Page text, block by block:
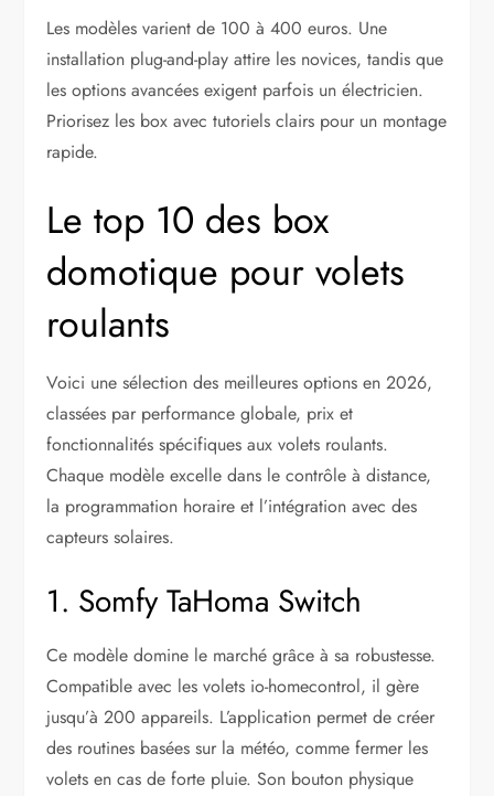
Les modèles varient de 100 à 400 euros. Une
installation plug-and-play attire les novices, tandis que
les options avancées exigent parfois un électricien.
Priorisez les box avec tutoriels clairs pour un montage
rapide.
Le top 10 des box
domotique pour volets
roulants
Voici une sélection des meilleures options en 2026,
classées par performance globale, prix et
fonctionnalités spécifiques aux volets roulants.
Chaque modèle excelle dans le contrôle à distance,
la programmation horaire et l’intégration avec des
capteurs solaires.
1. Somfy TaHoma Switch
Ce modèle domine le marché grâce à sa robustesse.
Compatible avec les volets io-homecontrol, il gère
jusqu’à 200 appareils. L’application permet de créer
des routines basées sur la météo, comme fermer les
volets en cas de forte pluie. Son bouton physique